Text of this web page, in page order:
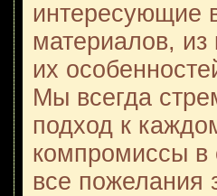
интересующие
материалов, из
их
Мы всегда
подход к
компромиссы в
все пожелания